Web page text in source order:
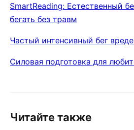
SmartReading: Естественный
бегать без травм
Частый интенсивный бег
Силовая подготовка для
Читайте также